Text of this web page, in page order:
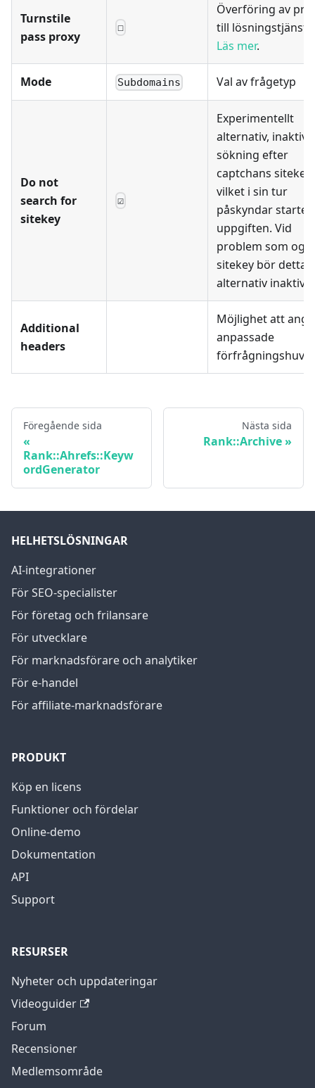
Turnstile
pass proxy
☐
Överföring av
till
Läs mer.
Mode Subdomains Val av frågetyp
Do not
search for
sitekey
☑
Experimentellt
alternativ,
sökning efter
captchans sitekey,
vilket i sin tur
påskyndar
uppgiften. Vid
problem som
sitekey bör detta
alternativ
Additional
headers
Möjlighet att ange
anpassade
Föregående sida
Rank::Ahrefs::Keyw
ordGenerator
Nästa sida
Rank::Archive
HELHETSLÖSNINGAR
AI-integrationer
För SEO-specialister
För företag och frilansare
För utvecklare
För marknadsförare och analytiker
För e-handel
För affiliate-marknadsförare
PRODUKT
Köp en licens
Funktioner och fördelar
Online-demo
Dokumentation
API
Support
RESURSER
Nyheter och uppdateringar
Videoguider
Forum
Recensioner
Medlemsområde